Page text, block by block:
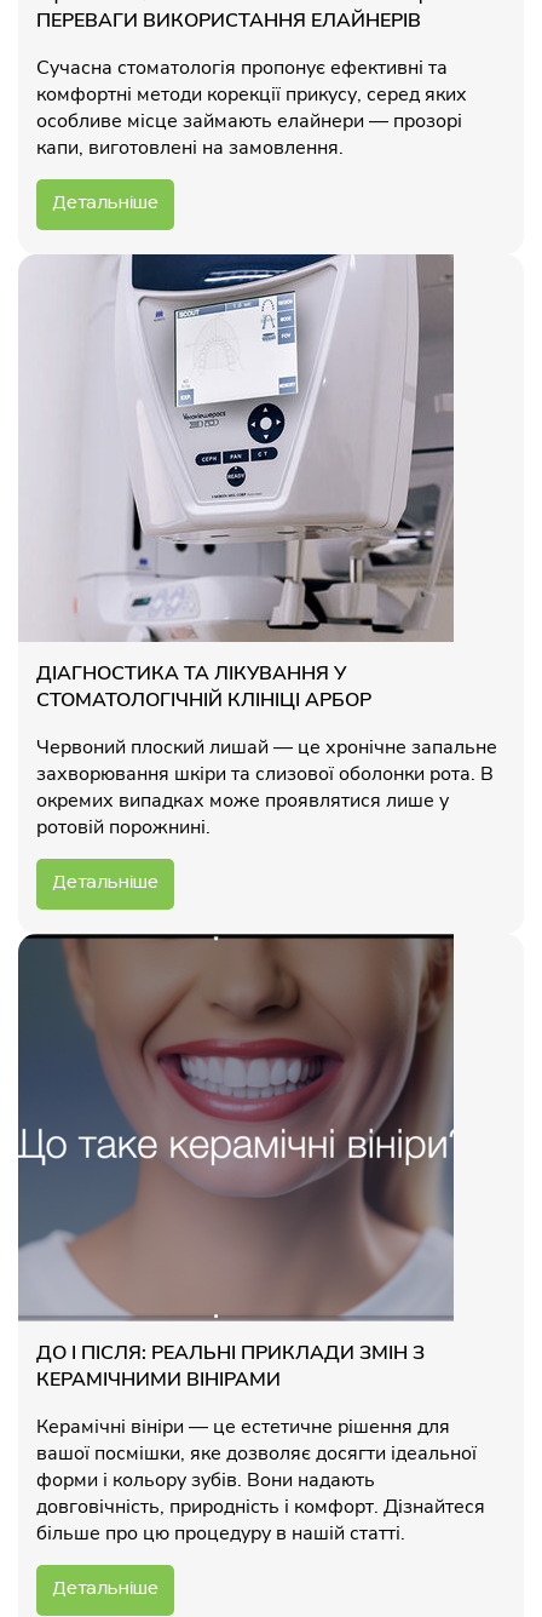
ПЕРЕВАГИ ВИКОРИСТАННЯ ЕЛАЙНЕРІВ
Сучасна стоматологія пропонує ефективні та
комфортні методи корекції прикусу, серед яких
особливе місце займають елайнери — прозорі
капи, виготовлені на замовлення.
Детальніше
ДІАГНОСТИКА ТА ЛІКУВАННЯ У
СТОМАТОЛОГІЧНІЙ КЛІНІЦІ АРБОР
Червоний плоский лишай — це хронічне запальне
захворювання шкіри та слизової оболонки рота. В
окремих випадках може проявлятися лише у
ротовій порожнині.
Детальніше
ДО І ПІСЛЯ: РЕАЛЬНІ ПРИКЛАДИ ЗМІН З
КЕРАМІЧНИМИ ВІНІРАМИ
Керамічні вініри — це естетичне рішення для
вашої посмішки, яке дозволяє досягти ідеальної
форми і кольору зубів. Вони надають
довговічність, природність і комфорт. Дізнайтеся
більше про цю процедуру в нашій статті.
Детальніше